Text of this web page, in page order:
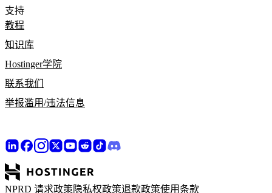
支持
教程
知识库
Hostinger学院
联系我们
举报滥用/违法信息
NPRD 请求政策 隐私权政策退款政策使用条款